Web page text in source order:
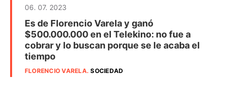
06. 07. 2023
Es de Florencio Varela y ganó
$500.000.000 en el Telekino: no fue a
cobrar y lo buscan porque se le acaba el
tiempo
FLORENCIO VARELA.SOCIEDAD